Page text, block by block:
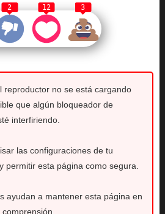
2 12 3
reproductor no se está cargando
que algún bloqueador de
interfiriendo.
las configuraciones de tu
permitir esta página como segura.
ayudan a mantener esta página en